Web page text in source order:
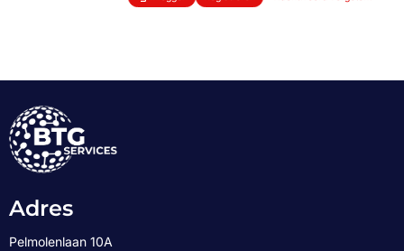
Adres
Pelmolenlaan 10A